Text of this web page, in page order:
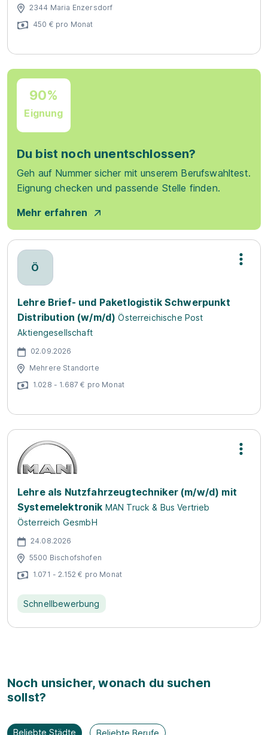
2344 Maria Enzersdorf
450 € pro Monat
90%
Eignung
Du bist noch unentschlossen?
Geh auf Nummer sicher mit unserem Berufswahltest.
Eignung checken und passende Stelle finden.
Mehr erfahren
Ö
Lehre Brief- und Paketlogistik Schwerpunkt
Distribution (w/m/d) Österreichische Post
Aktiengesellschaft
02.09.2026
Mehrere Standorte
1.028 - 1.687 € pro Monat
Lehre als Nutzfahrzeugtechniker (m/w/d) mit
Systemelektronik MAN Truck & Bus Vertrieb
Österreich GesmbH
24.08.2026
5500 Bischofshofen
1.071 - 2.152 € pro Monat
Schnellbewerbung
Noch unsicher, wonach du suchen
sollst?
Beliebte Städte Beliebte Berufe